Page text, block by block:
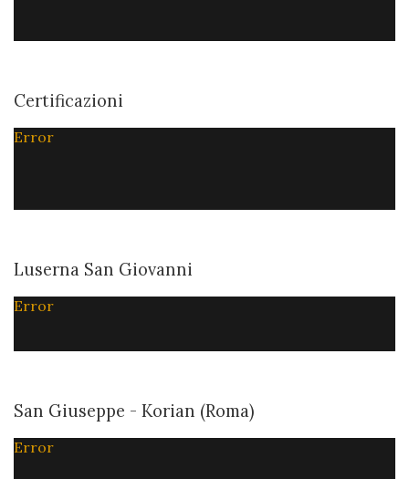
Certificazioni
Error
Luserna San Giovanni
Error
San Giuseppe - Korian (Roma)
Error